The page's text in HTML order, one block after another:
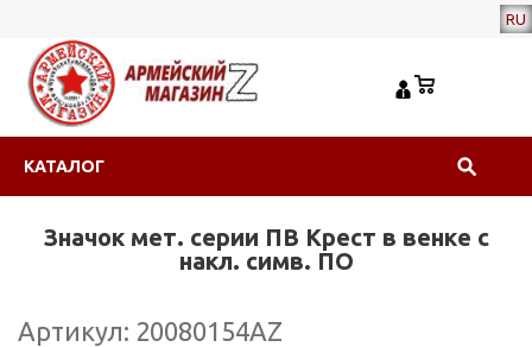
RU
КАТАЛОГ
Значок мет. серии ПВ Крест в венке с
накл. симв. ПО
Артикул: 20080154АZ